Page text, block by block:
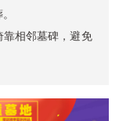
靠相邻墓碑，避免